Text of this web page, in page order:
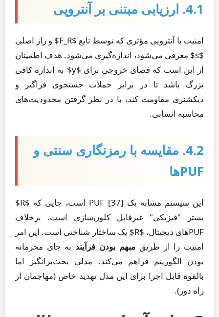
4.1. ارزیابی مبتنی بر آنتروپی
امنیت با آنتروپی مؤثری که توسط تابع $F_R$ و راز اصلی
$s$ معرفی می‌شود، اندازه‌گیری می‌شود. هدف اطمینان
از این است که فضای خروجی برای $y$ به اندازه کافی
بزرگ باشد تا در برابر حملات جستجوی فراگیر و
دیکشنری مقاومت کند، با در نظر گرفتن محدودیت‌های
محاسبه انسانی.
4.2. مقایسه با رمزنگاری سنتی و
PUFها
این سیستم مشابه یک PUF [37] است، جایی که $R$
بستر "فیزیکی" غیرقابل کلون‌سازی است. برخلاف
PUFهای دیجیتال، $R$ یک ساختار شناختی است. این امر
امنیت را از طریق مبهم بودن فرآیند به جای محرمانه
بودن الگوریتم فراهم می‌کند، مدلی بحث‌برانگیز اما
بالقوه قابل اجرا برای این مدل تهدید خاص (مهاجمان از
راه دور).